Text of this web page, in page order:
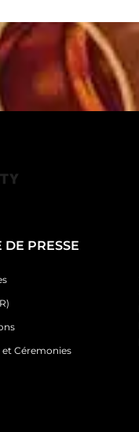
DE PRESSE
et Céremonies